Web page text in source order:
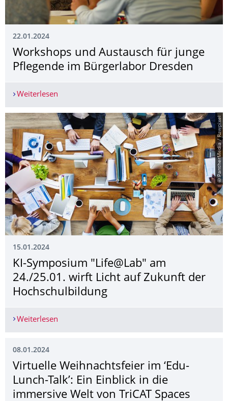
22.01.2024
Workshops und Austausch für junge
Pflegende im Bürgerlabor Dresden
Weiterlesen
© PantherMedia / Rawpixel
15.01.2024
KI-Symposium "Life@Lab" am
24./25.01. wirft Licht auf Zukunft der
Hochschulbildung
Weiterlesen
08.01.2024
Virtuelle Weihnachtsfeier im ‘Edu-
Lunch-Talk’: Ein Einblick in die
immersive Welt von TriCAT Spaces